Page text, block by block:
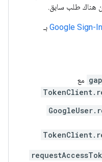
هناك طلب سابق.
بـ
مع